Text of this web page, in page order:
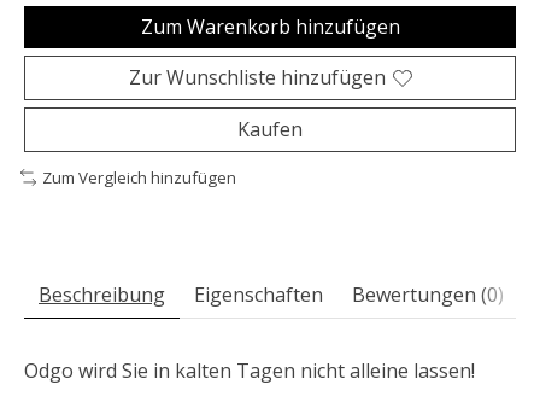
Zum Warenkorb hinzufügen
Zur Wunschliste hinzufügen
Kaufen
Zum Vergleich hinzufügen
Beschreibung Eigenschaften Bewertungen (0)
Odgo wird Sie in kalten Tagen nicht alleine lassen!